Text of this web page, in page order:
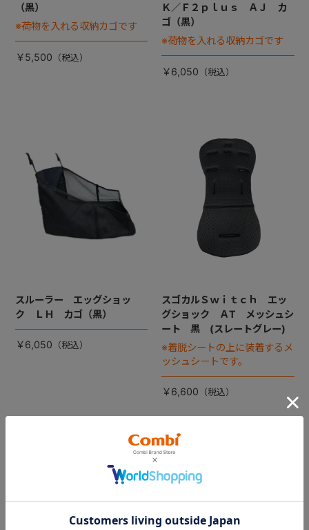
（黒）
※荷物を入れる収納カゴです
￥5,500
Ｋ／Ｆ２ｐｌｕｓ ＡＪ カ
ゴ（黒）
※荷物を入れる収納カゴです
￥6,050
スルーラー エッグショッ
ク ＬＨ カゴ（黒）
￥6,050
スゴカルＳｗｉｔｃｈ エッ
グショック ＡT メッシュシ
ート 黒 (スレートグレー)
※着脱シートの上に装着するメ
ッシュシートです。
￥6,600